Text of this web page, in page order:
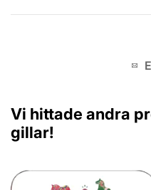
Vi hittade andra
gillar!